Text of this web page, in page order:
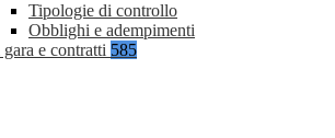
Tipologie di controllo
Obblighi e adempimenti
e contratti 585